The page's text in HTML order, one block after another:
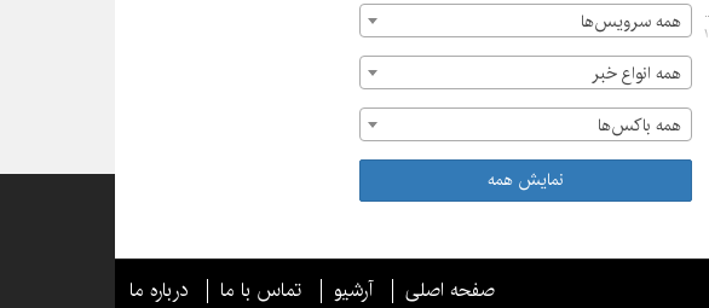
همه سرویس‌ها
همه انواع خبر
همه باکس‌ها
نمایش همه
صفحه اصلی آرشیو تماس با ما درباره ما